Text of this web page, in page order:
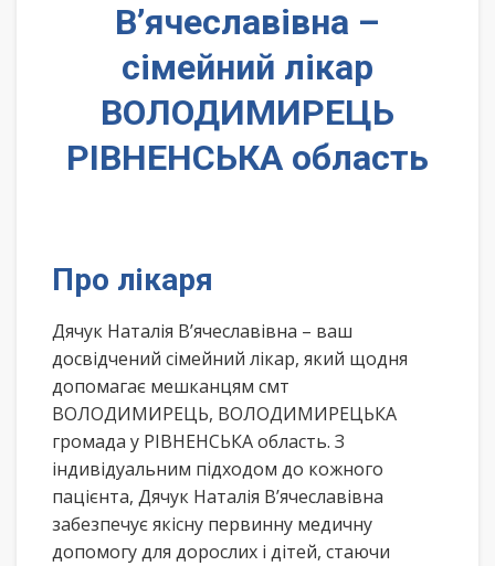
В’ячеславівна –
сімейний лікар
ВОЛОДИМИРЕЦЬ
РІВНЕНСЬКА область
Про лікаря
Дячук Наталія В’ячеславівна – ваш
досвідчений сімейний лікар, який щодня
допомагає мешканцям смт
ВОЛОДИМИРЕЦЬ, ВОЛОДИМИРЕЦЬКА
громада у РІВНЕНСЬКА область. З
індивідуальним підходом до кожного
пацієнта, Дячук Наталія В’ячеславівна
забезпечує якісну первинну медичну
допомогу для дорослих і дітей, стаючи